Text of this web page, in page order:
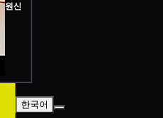
원신
한국어